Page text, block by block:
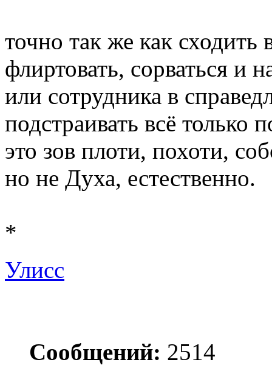
точно так же как сходить
флиртовать, сорваться и
или сотрудника в
подстраивать всё только
это зов плоти, похоти,
но не Духа, естественно.
*
Улисс
Сообщений: 2514